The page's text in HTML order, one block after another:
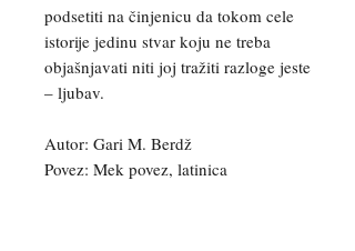
podsetiti na činjenicu da tokom cele
istorije jedinu stvar koju ne treba
objašnjavati niti joj tražiti razloge jeste
– ljubav.
Autor: Gari M. Berdž
Povez: Mek povez, latinica